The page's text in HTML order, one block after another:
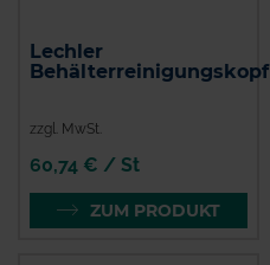
Lechler
Behälterreinigungskopf
zzgl. MwSt.
60,74 € / St
ZUM PRODUKT